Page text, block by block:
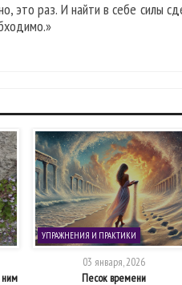
это раз. И найти в себе силы
ним
УПРАЖНЕНИЯ И ПРАКТИКИ
03 января, 2026
Песок времени